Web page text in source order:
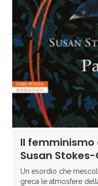
Il femminismo
Susan
Un esordio che
greca le atmosfere